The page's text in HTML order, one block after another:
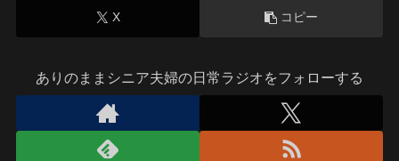
X コピー
ありのままシニア夫婦の日常ラジオをフォローする